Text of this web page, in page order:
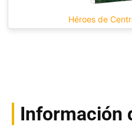
Héroes de
Información